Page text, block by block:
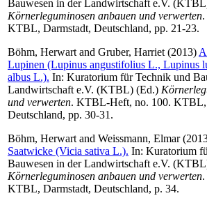
Bauwesen in der Landwirtschaft e.V.
Körnerleguminosen anbauen und verwerten
KTBL, Darmstadt, Deutschland, pp. 21-23.
Böhm, Herwart and Gruber, Harriet (2013)
Lupinen (Lupinus angustifolius L., Lupinus
albus L.). In: Kuratorium für Technik und
Landwirtschaft e.V. (KTBL) (Ed.)
und verwerten. KTBL-Heft, no. 100. KTBL,
Deutschland, pp. 30-31.
Böhm, Herwart and Weissmann, Elmar
Saatwicke (Vicia sativa L.). In: Kuratorium
Bauwesen in der Landwirtschaft e.V.
Körnerleguminosen anbauen und verwerten
KTBL, Darmstadt, Deutschland, p. 34.